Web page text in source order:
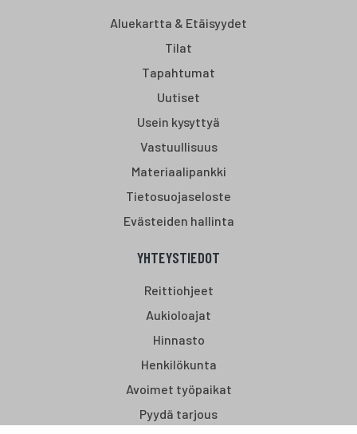
Aluekartta & Etäisyydet
Tilat
Tapahtumat
Uutiset
Usein kysyttyä
Vastuullisuus
Materiaalipankki
Tietosuojaseloste
Evästeiden hallinta
YHTEYSTIEDOT
Reittiohjeet
Aukioloajat
Hinnasto
Henkilökunta
Avoimet työpaikat
Pyydä tarjous